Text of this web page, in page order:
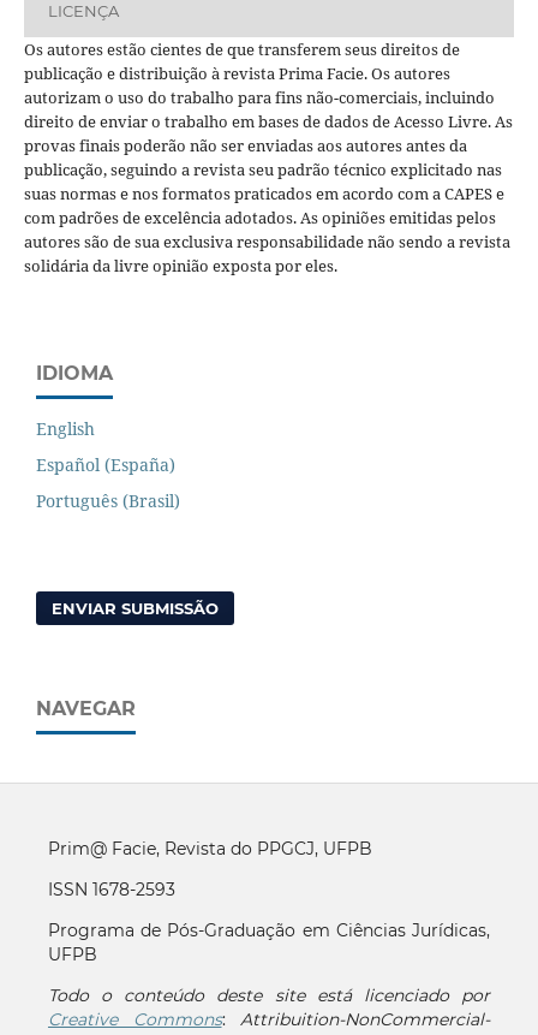
LICENÇA
Os autores estão cientes de que transferem seus direitos de
publicação e distribuição à revista Prima Facie. Os autores
autorizam o uso do trabalho para fins não-comerciais, incluindo
direito de enviar o trabalho em bases de dados de Acesso Livre. As
provas finais poderão não ser enviadas aos autores antes da
publicação, seguindo a revista seu padrão técnico explicitado nas
suas normas e nos formatos praticados em acordo com a CAPES e
com padrões de excelência adotados. As opiniões emitidas pelos
autores são de sua exclusiva responsabilidade não sendo a revista
solidária da livre opinião exposta por eles.
IDIOMA
English
Español (España)
Português (Brasil)
ENVIAR SUBMISSÃO
NAVEGAR
Prim@ Facie, Revista do PPGCJ, UFPB
ISSN 1678-2593
Programa de Pós-Graduação em Ciências Jurídicas,
UFPB
Todo o conteúdo deste site está licenciado por
Creative Commons:Attribuition-NonCommercial-